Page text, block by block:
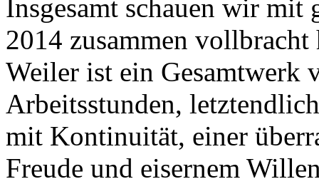
Insgesamt schauen wir
2014 zusammen vollbracht
Weiler ist ein Gesamtwerk
Arbeitsstunden,
mit Kontinuität, einer
Freude und eisernem